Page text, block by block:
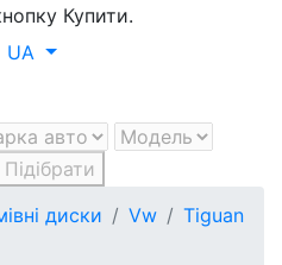
Купити.
UA
Підібрати
диски Vw
Tiguan